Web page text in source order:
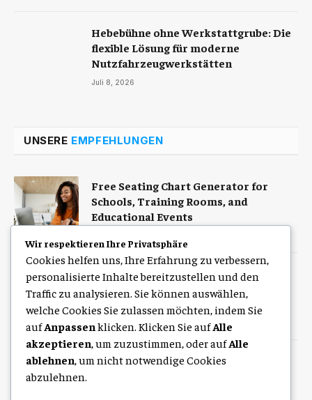
Hebebühne ohne Werkstattgrube: Die
flexible Lösung für moderne
Nutzfahrzeugwerkstätten
Juli 8, 2026
UNSERE EMPFEHLUNGEN
Free Seating Chart Generator for
Schools, Training Rooms, and
Educational Events
Auto mit Fahrer in Südindien für
Familien Paare und Gruppen
August 6, 2026
So finden Sie den richtigen
Wir respektieren Ihre Privatsphäre
Cookies helfen uns, Ihre Erfahrung zu verbessern,
personalisierte Inhalte bereitzustellen und den
Traffic zu analysieren. Sie können auswählen,
welche Cookies Sie zulassen möchten, indem Sie
aufAnpassen klicken. Klicken Sie aufAlle
akzeptieren, um zuzustimmen, oder aufAlle
ablehnen, um nicht notwendige Cookies
abzulehnen.